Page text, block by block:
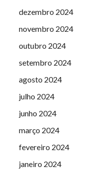
dezembro 2024
novembro 2024
outubro 2024
setembro 2024
agosto 2024
julho 2024
junho 2024
março 2024
fevereiro 2024
janeiro 2024